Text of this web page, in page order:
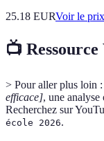
25.18 EURVoir le prix
📺 Ressource
> Pour aller plus loin :
efficace], une analyse
Recherchez sur
école 2026.